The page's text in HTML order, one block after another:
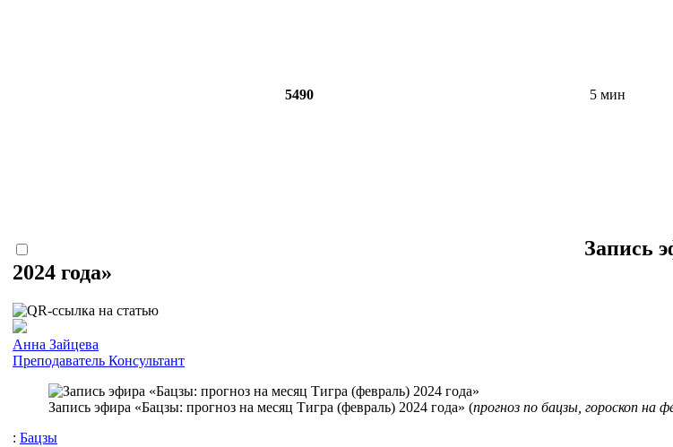
5490 5 мин
Запись
2024 года»
Анна Зайцева
Преподаватель Консультант
Запись эфира «Бацзы: прогноз на месяц Тигра (февраль) 2024 года» (прогноз по бацзы, гороскоп на
: Бацзы